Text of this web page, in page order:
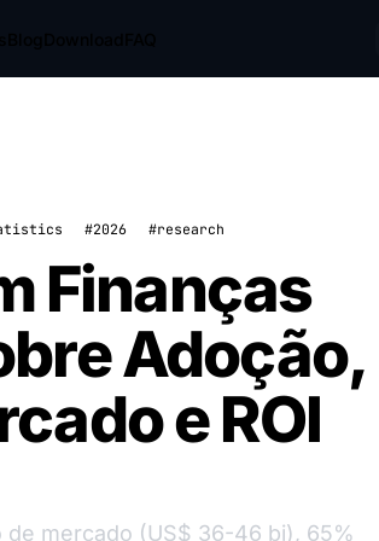
#2026 #research
Finanças
Adoção,
e ROI
mercado (US$ 36-46 bi), 65%